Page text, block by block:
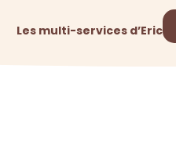
Les multi-services d’Eric